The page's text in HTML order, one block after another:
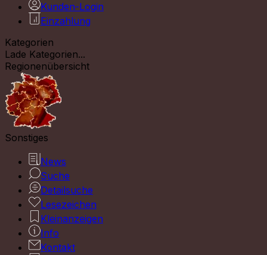
Kunden-Login
Einzahlung
Kategorien
Lade Kategorien...
Regionenübersicht
Sonstiges
News
Suche
Detailsuche
Lesezeichen
Kleinanzeigen
Info
Kontakt